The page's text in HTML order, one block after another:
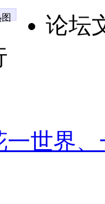
论坛
一世界